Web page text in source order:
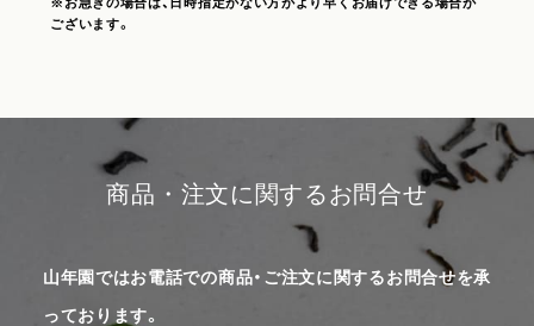
ございます。
商品・注文に関するお問合せ
山年園ではお電話での商品・ご注文に関するお問合せを承
っております。